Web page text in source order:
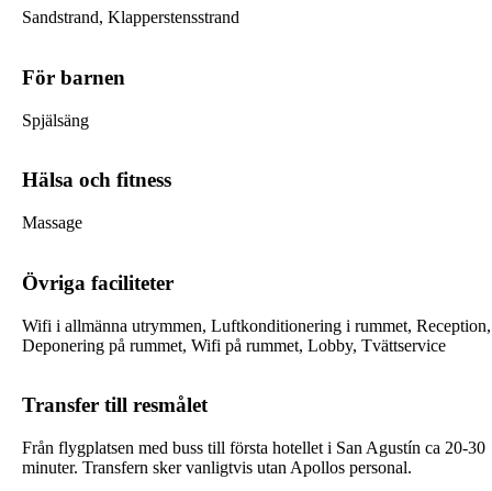
Sandstrand, Klapperstensstrand
För barnen
Spjälsäng
Hälsa och fitness
Massage
Övriga faciliteter
Wifi i allmänna utrymmen, Luftkonditionering i rummet, Reception,
Deponering på rummet, Wifi på rummet, Lobby, Tvättservice
Transfer till resmålet
Från flygplatsen med buss till första hotellet i San Agustín ca 20-30
minuter. Transfern sker vanligtvis utan Apollos personal.